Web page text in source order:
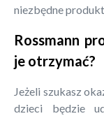
niezbędne
Rossmann
je otrzymać?
Jeżeli szukasz
dzieci będzie